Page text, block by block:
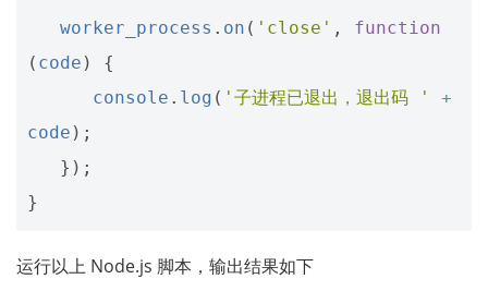
worker_process . on ( 'close' ,
function
( code )
{
console . log ( '子进程已退出，退出码 '
+
code );
});
}
运行以上 Node.js 脚本，输出结果如下